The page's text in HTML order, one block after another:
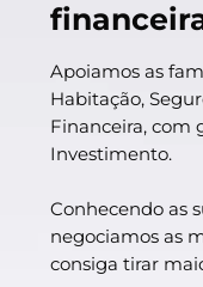
Apoiamos as
Habitação,
Financeira, com
Investimento.
Conhecendo as
negociamos as
consiga tirar